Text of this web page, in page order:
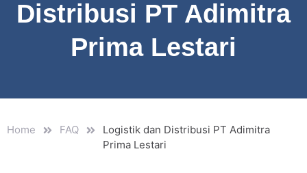
Distribusi PT Adimitra
Prima Lestari
Home FAQ
Logistik dan Distribusi PT Adimitra
Prima Lestari